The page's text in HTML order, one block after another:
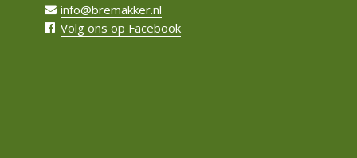
info@bremakker.nl
Volg ons op Facebook